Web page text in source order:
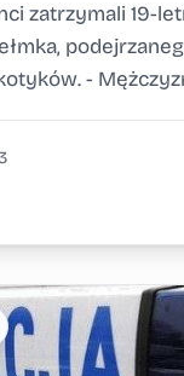
zatrzymali 19-
-